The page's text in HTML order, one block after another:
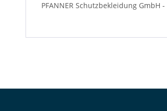
PFANNER Schutzbekleidung GmbH -